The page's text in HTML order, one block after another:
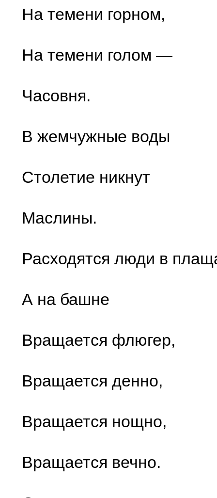
На темени горном,
На темени голом —
Часовня.
В жемчужные воды
Столетие никнут
Маслины.
Расходятся люди в
А на башне
Вращается флюгер,
Вращается денно,
Вращается нощно,
Вращается вечно.